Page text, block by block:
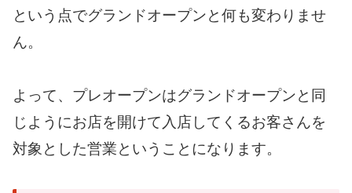
という点でグランドオープンと何も変わりませ
ん。
よって、プレオープンはグランドオープンと同
じようにお店を開けて入店してくるお客さんを
対象とした営業ということになります。